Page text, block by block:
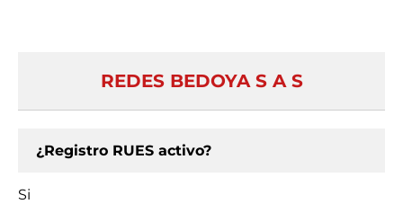
REDES BEDOYA S A S
¿Registro RUES activo?
Si